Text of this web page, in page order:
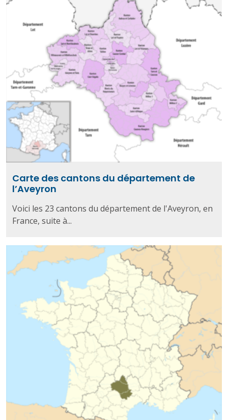
Carte des cantons du département de
l’Aveyron
Voici les 23 cantons du département de l'Aveyron, en
France, suite à...